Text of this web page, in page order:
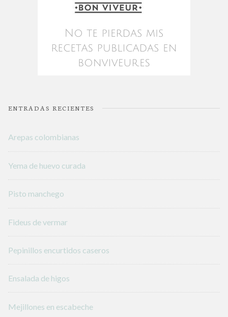
ENTRADAS RECIENTES
Arepas colombianas
Yema de huevo curada
Pisto manchego
Fideus de vermar
Pepinillos encurtidos caseros
Ensalada de higos
Mejillones en escabeche